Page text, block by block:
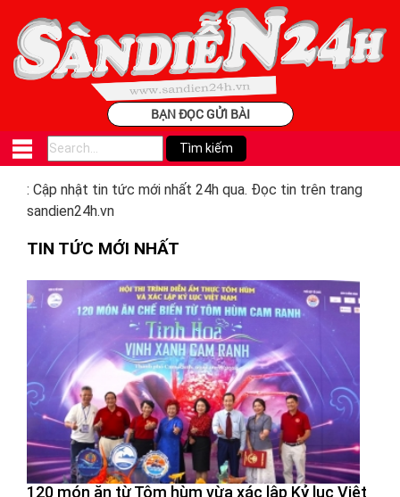
BẠN ĐỌC GỬI BÀI
: Cập nhật tin tức mới nhất 24h qua. Đọc tin trên trang
sandien24h.vn
TIN TỨC MỚI NHẤT
120 món ăn từ Tôm hùm vừa xác lập Kỷ lục Việt